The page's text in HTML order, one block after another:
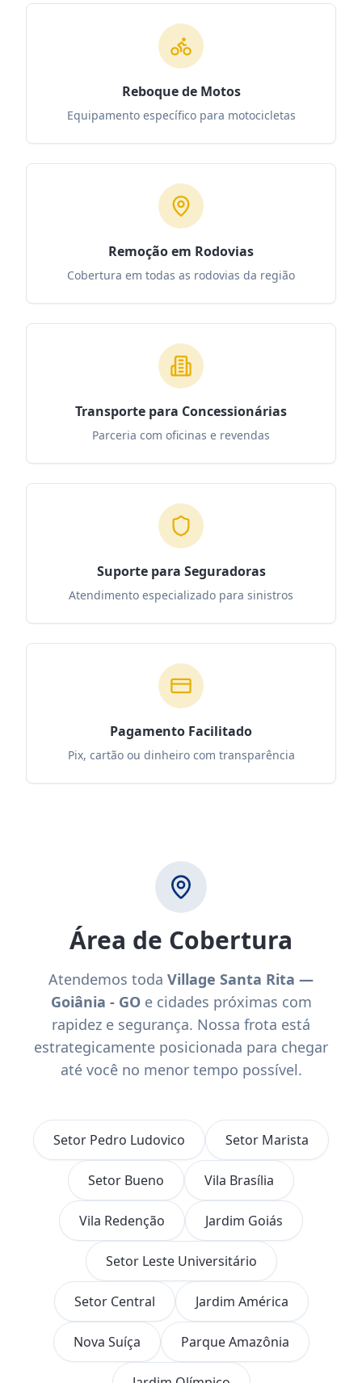
Reboque de Motos
Equipamento específico para motocicletas
Remoção em Rodovias
Cobertura em todas as rodovias da região
Transporte para Concessionárias
Parceria com oficinas e revendas
Suporte para Seguradoras
Atendimento especializado para sinistros
Pagamento Facilitado
Pix, cartão ou dinheiro com transparência
Área de Cobertura
Atendemos toda Village Santa Rita —
Goiânia - GOe cidades próximas com
rapidez e segurança. Nossa frota está
estrategicamente posicionada para chegar
até você no menor tempo possível.
Setor Pedro Ludovico Setor Marista
Setor Bueno Vila Brasília
Vila Redenção Jardim Goiás
Setor Leste Universitário
Setor Central Jardim América
Nova Suíça Parque Amazônia